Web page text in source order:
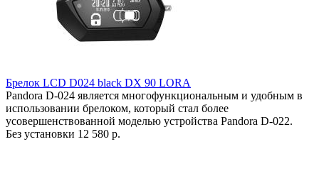
Брелок LCD D024 black DX 90 LORA
Pandora D-024 является многофункциональным и удобным в
использовании брелоком, который стал более
усовершенствованной моделью устройства Pandora D-022.
Без установки 12 580 р.